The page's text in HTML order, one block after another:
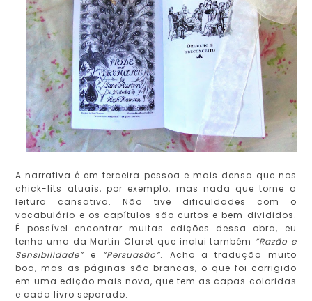
A narrativa é em terceira pessoa e mais densa que nos
chick-lits atuais, por exemplo, mas nada que torne a
leitura cansativa. Não tive dificuldades com o
vocabulário e os capítulos são curtos e bem divididos.
É possível encontrar muitas edições dessa obra, eu
tenho uma da Martin Claret que inclui também “Razão e
Sensibilidade” e “Persuasão”. Acho a tradução muito
boa, mas as páginas são brancas, o que foi corrigido
em uma edição mais nova, que tem as capas coloridas
e cada livro separado.